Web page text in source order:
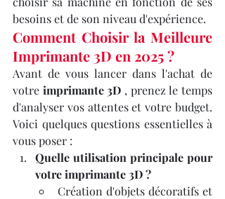
besoins et de son niveau d'expérience.
Comment Choisir la Meilleure
Imprimante 3D en 2025 ?
Avant de vous lancer dans l'achat de
votre imprimante 3D , prenez le temps
d'analyser vos attentes et votre budget.
Voici quelques questions essentielles à
vous poser :
Quelle utilisation principale pour
votre imprimante 3D ?
Création d'objets décoratifs et